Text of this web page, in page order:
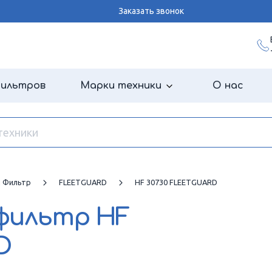
Заказать звонок
Марки техники О нас
Фильтр FLEETGUARD HF 30730 FLEETGUARD
HF